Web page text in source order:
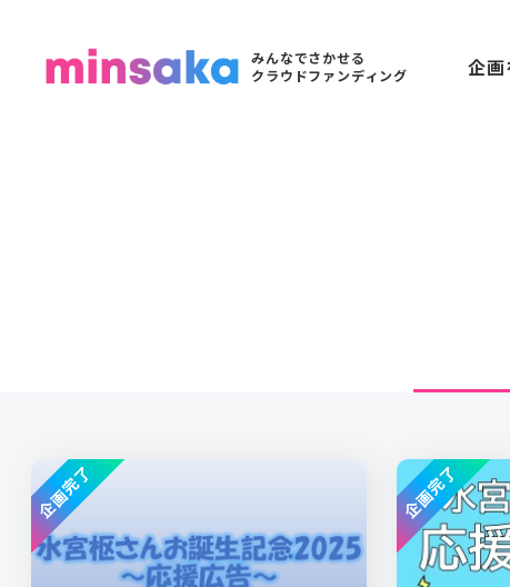
みんなでさかせる
クラウドファンディング
企画
企画完了 企画完了